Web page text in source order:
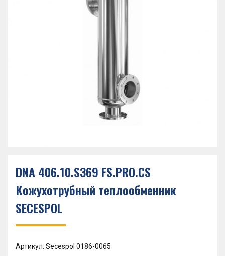
DNA 406.10.S369 FS.PRO.CS
Кожухотрубный теплообменник
SECESPOL
Артикул: Secespol 0186-0065